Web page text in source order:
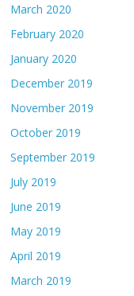
March 2020
February 2020
January 2020
December 2019
November 2019
October 2019
September 2019
July 2019
June 2019
May 2019
April 2019
March 2019